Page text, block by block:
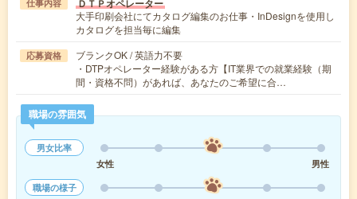
仕事内容 ＤＴＰオペレーター
大手印刷会社にてカタログ編集のお仕事・InDesignを使用し
カタログを担当毎に編集
応募資格
ブランクOK / 英語力不要
・DTPオペレーター経験がある方【IT業界での就業経験（期
間・資格不問）があれば、あなたのご希望に合…
職場の雰囲気
男女比率
女性
男性
職場の様子